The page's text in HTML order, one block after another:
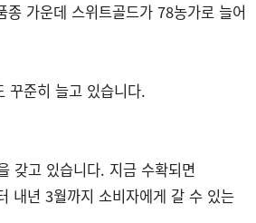
가운데 스위트골드가 78농가로 늘어
꾸준히 늘고 있습니다.
갖고 있습니다. 지금 수확되면
내년 3월까지 소비자에게 갈 수 있는